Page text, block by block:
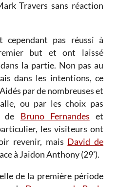
Travers sans réaction
cependant pas réussi à
but et ont laissé
la partie. Non pas au
dans les intentions, ce
par de nombreuses et
ou par les choix pas
de Bruno Fernandes et
les visiteurs ont
revenir, mais David de
à Jaidon Anthony (29').
de la première période